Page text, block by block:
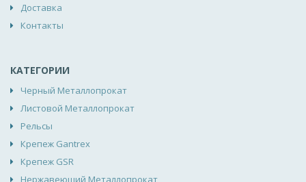
Доставка
Контакты
КАТЕГОРИИ
Черный Металлопрокат
Листовой Металлопрокат
Рельсы
Крепеж Gantrex
Крепеж GSR
Нержавеющий Металлопрокат